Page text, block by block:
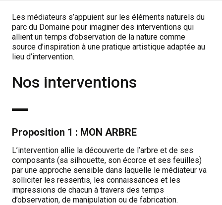
Les médiateurs s’appuient sur les éléments naturels du
parc du Domaine pour imaginer des interventions qui
allient un temps d’observation de la nature comme
source d’inspiration à une pratique artistique adaptée au
lieu d’intervention.
Nos interventions
Proposition 1 : MON ARBRE
L’intervention allie la découverte de l’arbre et de ses
composants (sa silhouette, son écorce et ses feuilles)
par une approche sensible dans laquelle le médiateur va
solliciter les ressentis, les connaissances et les
impressions de chacun à travers des temps
d’observation, de manipulation ou de fabrication.